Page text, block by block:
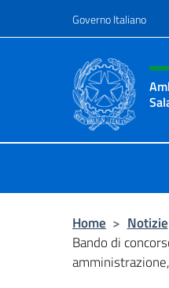
Governo Italiano
Intestazione
Home > Notizie
Bando di